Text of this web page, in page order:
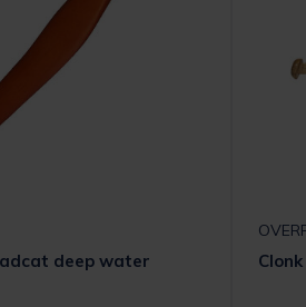
deep water